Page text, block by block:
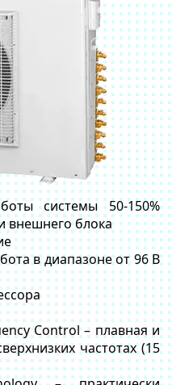
системы 50-150%
блока
в диапазоне от 96 В
Control – плавная и
частотах (15